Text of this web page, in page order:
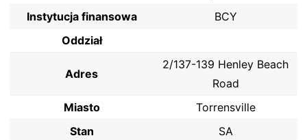
Instytucja finansowa
BCY
Oddział
Adres
2/137-139 Henley Beach
Road
Miasto
Torrensville
Stan
SA